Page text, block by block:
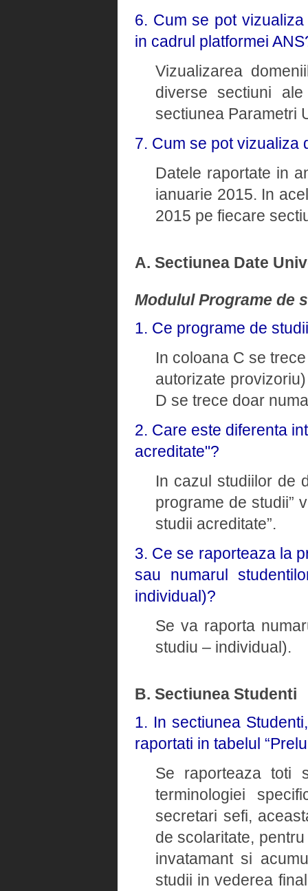
6. Cum se pot
in cadrul platformei
Vizualizarea
diverse sectiuni
sectiunea Parametri
7. Cum se pot vizualiza
Datele raportate in
ianuarie 2015. In
2015 pe fiecare
A. Sectiunea Date
Modulul Programe de
1. Ce programe de
In coloana C se
autorizate
D se trece doar
2. Care este diferenta
acreditate"?
In cazul studiilor de
programe de studii”
studii acreditate”.
3. Ce se raporteaza la
sau numarul
individual)?
Se va raporta
studiu – individual).
B. Sectiunea Studenti
1. In sectiunea
raportati in tabelul
Se raporteaza toti
terminologiei
secretari sefi,
de scolaritate,
invatamant si
studii in vederea